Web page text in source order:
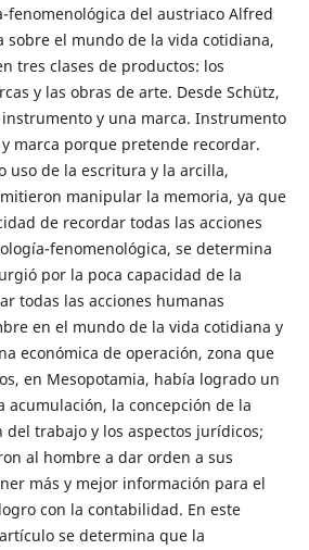
fenomenológica del austriaco Alfred
sobre el mundo de la vida cotidiana,
tres clases de productos: los
y las obras de arte. Desde Schütz,
y una marca. Instrumento
marca porque pretende recordar.
uso de la escritura y la arcilla,
manipular la memoria, ya que
de recordar todas las acciones
fenomenológica, se determina
por la poca capacidad de la
todas las acciones humanas
en el mundo de la vida cotidiana y
económica de operación, zona que
en Mesopotamia, había logrado un
acumulación, la concepción de la
trabajo y los aspectos jurídicos;
al hombre a dar orden a sus
más y mejor información para el
con la contabilidad. En este
se determina que la